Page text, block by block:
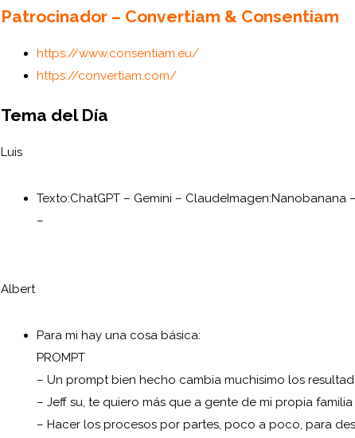
Patrocinador – Convertiam & Consentiam
https://www.consentiam.eu/
https://convertiam.com/
Tema del Día
Luis
Texto:ChatGPT – Gemini – ClaudeImagen:Nanobanana
–
Albert
Para mi hay una cosa básica:
PROMPT
– Un prompt bien hecho cambia muchisimo los
– Jeff su, te quiero más que a gente de mi propia familia
– Hacer los procesos por partes, poco a poco, para